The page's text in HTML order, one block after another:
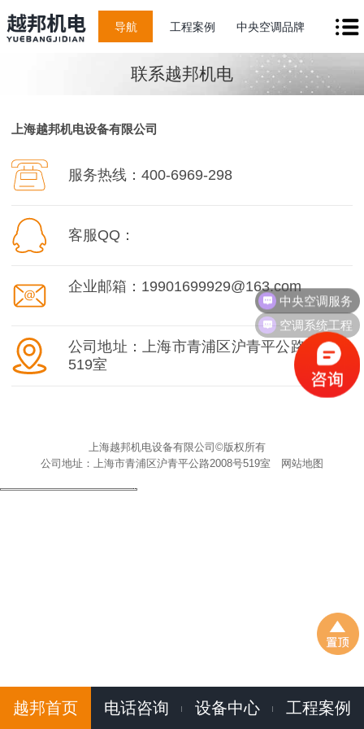
导航 工程案例 中央空调品牌
联系越邦机电
上海越邦机电设备有限公司
服务热线：400-6969-298
客服QQ：
企业邮箱：19901699929@163.com
公司地址：上海市青浦区沪青平公路2008号
519室
上海越邦机电设备有限公司©版权所有
公司地址：上海市青浦区沪青平公路2008号519室
网站地图
越邦首页 电话咨询 设备中心 工程案例
空调系统工程
中央空调服务